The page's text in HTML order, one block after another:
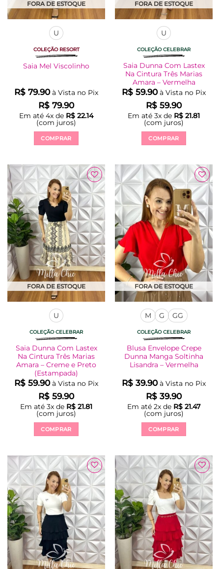
produto produto
FORA DE ESTOQUE
U
COLEÇÃO RESORT
Saia Mel Viscolinho
R$ 79.90 à Vista no Pix
R$ 79.90
Em até 4x de R$ 22.14
(com juros)
COMPRAR
tem
várias
variantes.
As
opções
podem
ser
escolhidas
na
página
do
produto
FORA DE ESTOQUE
U
COLEÇÃO CELEBRAR
Saia Dunna Com Lastex
Na Cintura Três Marias
Amara – Vermelha
R$ 59.90 à Vista no Pix
R$ 59.90
Em até 3x de R$ 21.81
(com juros)
COMPRAR
tem
várias
variantes.
As
opções
podem
ser
escolhidas
na
página
do
produto
Adicionar
à Lista
FORA DE ESTOQUE
U
COLEÇÃO CELEBRAR
Saia Dunna Com Lastex
Na Cintura Três Marias
Amara – Creme e Preto
(Estampada)
R$ 59.90 à Vista no Pix
R$ 59.90
Em até 3x de R$ 21.81
(com juros)
COMPRAR
tem
várias
variantes.
As
opções
podem
ser
escolhidas
na
página
do
Adicionar
à Lista
FORA DE ESTOQUE
M G GG
COLEÇÃO CELEBRAR
Blusa Envelope Crepe
Dunna Manga Soltinha
Lisandra – Vermelha
R$ 39.90 à Vista no Pix
R$ 39.90
Em até 2x de R$ 21.47
(com juros)
COMPRAR
tem
várias
variantes.
As
opções
podem
escolhidas
na
página
do
Adicionar
à Lista
Adicionar
à Lista